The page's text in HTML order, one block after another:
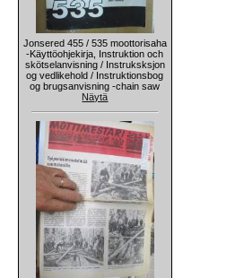
Jonsered 455 / 535 moottorisaha
-Käyttöohjekirja, Instruktion och
skötselanvisning / Instruksksjon
og vedlikehold / Instruktionsbog
og brugsanvisning -chain saw
Näytä